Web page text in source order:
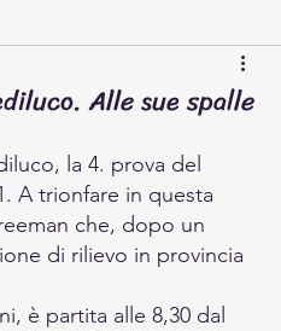
Alle sue spalle
la 4. prova del
A trionfare in questa
che, dopo un
di rilievo in provincia
è partita alle 8,30 dal